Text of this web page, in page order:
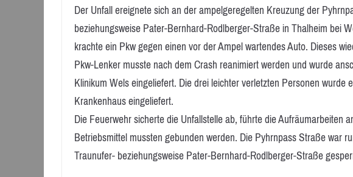
Der Unfall ereignete sich an der ampelgeregelten Kreuzung der
beziehungsweise Pater-Bernhard-Rodlberger-Straße in Thalheim bei
krachte ein Pkw gegen einen vor der Ampel wartendes Auto. Dieses
Pkw-Lenker musste nach dem Crash reanimiert werden und wurde
Klinikum Wels eingeliefert. Die drei leichter verletzten Personen wurde
Krankenhaus eingeliefert.
Die Feuerwehr sicherte die Unfallstelle ab, führte die Aufräumarbeiten
Betriebsmittel mussten gebunden werden. Die Pyhrnpass Straße war
Traunufer- beziehungsweise Pater-Bernhard-Rodlberger-Straße